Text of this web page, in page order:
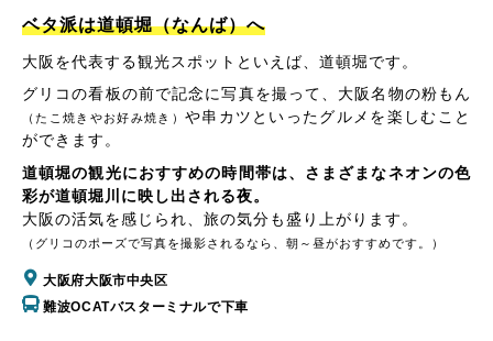
ベタ派は道頓堀（なんば）へ
大阪を代表する観光スポットといえば、道頓堀です。
グリコの看板の前で記念に写真を撮って、大阪名物の粉もん
（たこ焼きやお好み焼き） や串カツといったグルメを楽しむこと
ができます。
道頓堀の観光におすすめの時間帯は、さまざまなネオンの色
彩が道頓堀川に映し出される夜。
大阪の活気を感じられ、旅の気分も盛り上がります。
（グリコのポーズで写真を撮影されるなら、朝～昼がおすすめです。）
大阪府大阪市中央区
難波OCATバスターミナルで下車